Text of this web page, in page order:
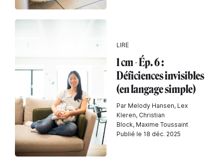
LIRE
1 cm - Ép. 6 :
Déficiences invisibles
(en langage simple)
Par Melody Hansen, Lex
Kleren, Christian
Block, Maxime Toussaint
Publié le 18 déc. 2025